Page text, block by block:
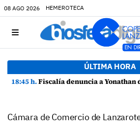
08 AGO 2026 HEMEROTECA
ÚLTIMA HORA
18:45 h.Fiscalía denuncia a Yonathan de León y a Echedey Eugenio por
Cámara de Comercio de